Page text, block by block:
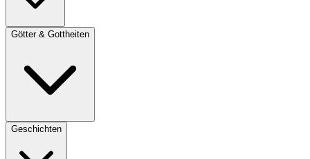
Götter & Gottheiten
Geschichten